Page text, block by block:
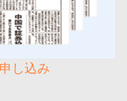
し込み